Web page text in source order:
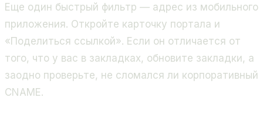
Еще один быстрый фильтр — адрес из мобильного
приложения. Откройте карточку портала и
«Поделиться ссылкой». Если он отличается от
того, что у вас в закладках, обновите закладки, а
заодно проверьте, не сломался ли корпоративный
CNAME.